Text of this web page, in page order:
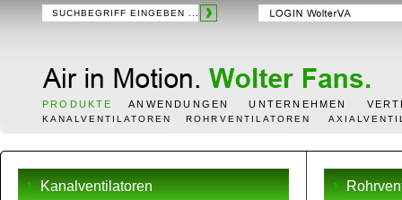
PRODUKTE
KANALVENTILATOREN ROHRVENTILATOREN
ANWENDUNGEN UNTERNEHMEN
Kanalventilatoren